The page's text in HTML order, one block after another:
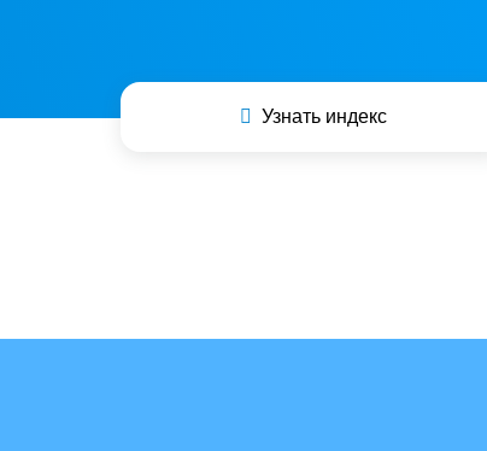
Узнать индекс